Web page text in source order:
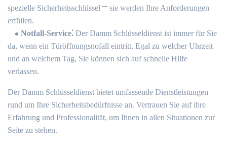
spezielle Sicherheitsschlüssel ⎻ sie werden Ihre Anforderungen
erfüllen.​
Notfall-Service⁚ Der Damm Schlüsseldienst ist immer für Sie
da, wenn ein Türöffnungsnofall eintritt. Egal zu welcher Uhrzeit
und an welchem Tag, Sie können sich auf schnelle Hilfe
verlassen.​
Der Damm Schlüsseldienst bietet umfassende Dienstleistungen
rund um Ihre Sicherheitsbedürfnisse an. Vertrauen Sie auf ihre
Erfahrung und Professionalität, um Ihnen in allen Situationen zur
Seite zu stehen.​